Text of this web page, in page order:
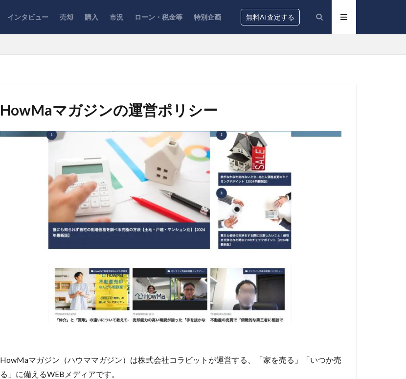
インタビュー 売却 購入 市況 ローン・税金等 特別企画 無料AI査定する
HowMaマガジンの運営ポリシー
HowMaマガジン（ハウママガジン）は株式会社コラビットが運営する、「家を売る」「いつか売
る」に備えるWEBメディアです。